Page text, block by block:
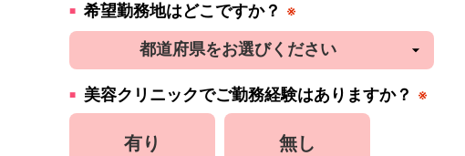
希望勤務地はどこですか？ ※
美容クリニックでご勤務経験はありますか？ ※
有り 無し